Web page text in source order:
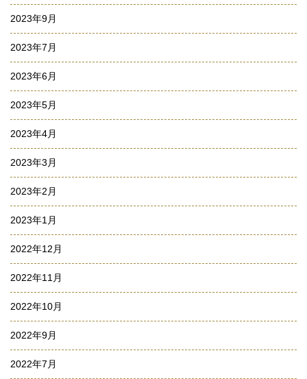
2023年9月
2023年7月
2023年6月
2023年5月
2023年4月
2023年3月
2023年2月
2023年1月
2022年12月
2022年11月
2022年10月
2022年9月
2022年7月